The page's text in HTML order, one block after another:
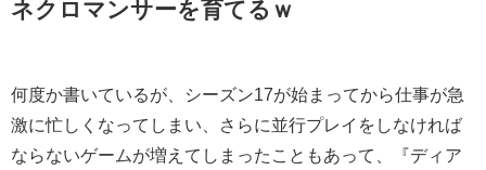
ネクロマンサーを育てるｗ
何度か書いているが、シーズン17が始まってから仕事が急
激に忙しくなってしまい、さらに並行プレイをしなければ
ならないゲームが増えてしまったこともあって、『ディア